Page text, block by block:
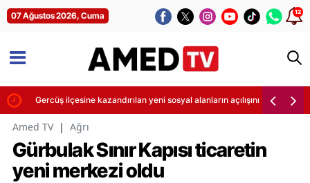
07 Ağustos 2026, Cuma 12
Gercüş ilçesine kazandırılan yeni sosyal alanların açılışını Bakan
Amed TV | Ağrı
Gürbulak Sınır Kapısı ticaretin
yeni merkezi oldu